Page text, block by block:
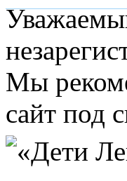
Мы
сайт под